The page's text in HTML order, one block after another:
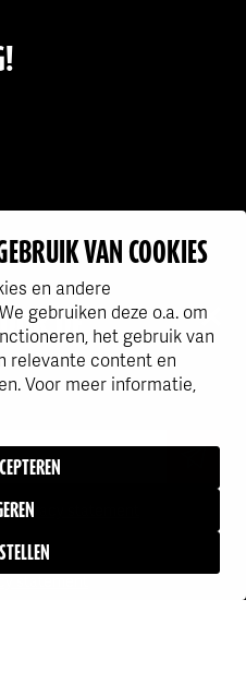
VAN COOKIES
en andere
gebruiken deze o.a. om
het gebruik van
relevante content en
Voor meer informatie,
statement
beste bedrijven in e-
is een van de FONK150
DE
privacy statement